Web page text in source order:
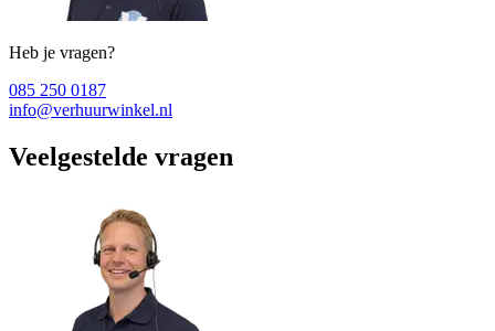
Heb je vragen?
085 250 0187
info@verhuurwinkel.nl
Veelgestelde vragen